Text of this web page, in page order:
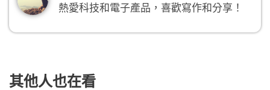
熱愛科技和電子產品，喜歡寫作和分享！
其他人也在看